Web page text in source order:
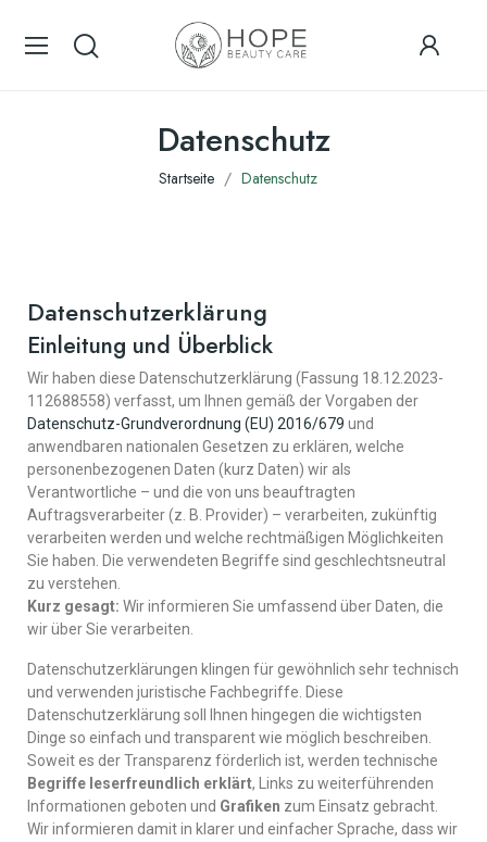
Datenschutz
Startseite Datenschutz
Datenschutzerklärung
Einleitung und Überblick
Wir haben diese Datenschutzerklärung (Fassung 18.12.2023-
112688558) verfasst, um Ihnen gemäß der Vorgaben der
Datenschutz-Grundverordnung (EU) 2016/679 und
anwendbaren nationalen Gesetzen zu erklären, welche
personenbezogenen Daten (kurz Daten) wir als
Verantwortliche – und die von uns beauftragten
Auftragsverarbeiter (z. B. Provider) – verarbeiten, zukünftig
verarbeiten werden und welche rechtmäßigen Möglichkeiten
Sie haben. Die verwendeten Begriffe sind geschlechtsneutral
zu verstehen.
Kurz gesagt: Wir informieren Sie umfassend über Daten, die
wir über Sie verarbeiten.
Datenschutzerklärungen klingen für gewöhnlich sehr technisch
und verwenden juristische Fachbegriffe. Diese
Datenschutzerklärung soll Ihnen hingegen die wichtigsten
Dinge so einfach und transparent wie möglich beschreiben.
Soweit es der Transparenz förderlich ist, werden technische
Begriffe leserfreundlich erklärt, Links zu weiterführenden
Informationen geboten und Grafiken zum Einsatz gebracht.
Wir informieren damit in klarer und einfacher Sprache, dass wir